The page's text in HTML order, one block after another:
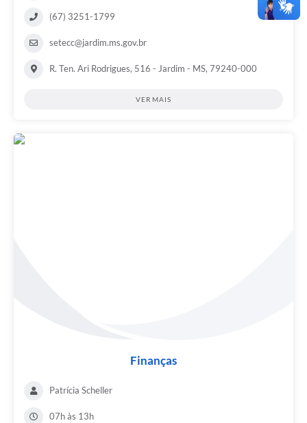
(67) 3251-1799
setecc@jardim.ms.gov.br
R. Ten. Ari Rodrigues, 516 - Jardim - MS, 79240-000
VER MAIS
Finanças
Patrícia Scheller
07h às 13h